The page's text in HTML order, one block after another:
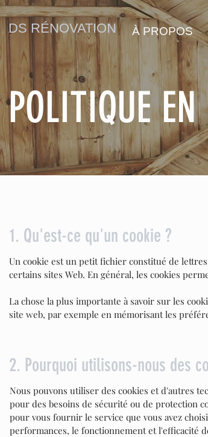
DS RÉNOVATION À PROPOS
POLITIQUE
1. Qu'est-ce qu'un cookie ?
Un cookie est un petit fichier constitué de
certains sites Web. En général, les cookies
La chose la plus importante à savoir sur les
site web, par exemple en mémorisant les
2. Pourquoi utilisons-nous des
Nous pouvons utiliser des cookies et d'autres
pour des besoins de sécurité ou de protection
pour vous fournir le service que vous avez
performances, le fonctionnement et l'efficacité